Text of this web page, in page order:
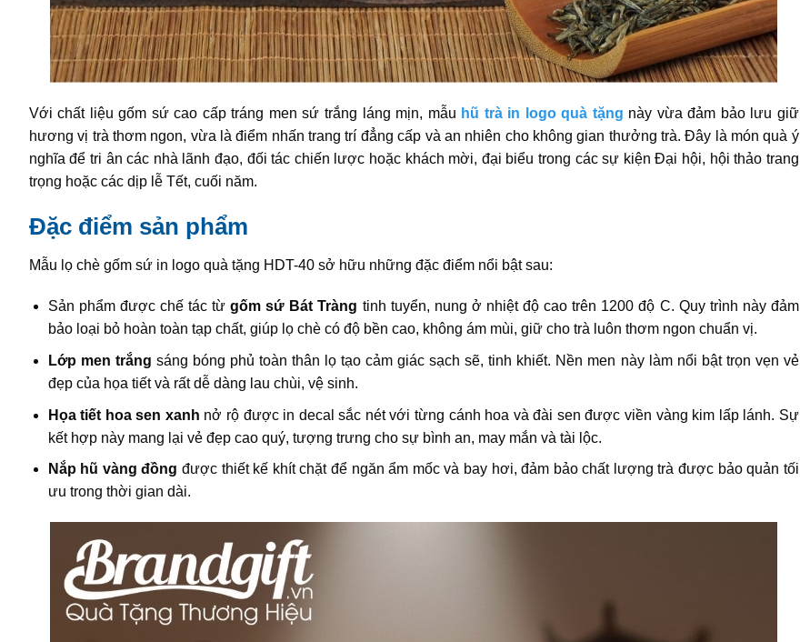
Với chất liệu gốm sứ cao cấp tráng men sứ trắng láng mịn, mẫu hũ trà in logo quà tặng này vừa đảm bảo lưu giữ
hương vị trà thơm ngon, vừa là điểm nhấn trang trí đẳng cấp và an nhiên cho không gian thưởng trà. Đây là món quà ý
nghĩa để tri ân các nhà lãnh đạo, đối tác chiến lược hoặc khách mời, đại biểu trong các sự kiện Đại hội, hội thảo trang
trọng hoặc các dịp lễ Tết, cuối năm.
Đặc điểm sản phẩm
Mẫu lọ chè gốm sứ in logo quà tặng HDT-40 sở hữu những đặc điểm nổi bật sau:
Sản phẩm được chế tác từgốm sứ Bát Tràng tinh tuyển, nung ở nhiệt độ cao trên 1200 độ C. Quy trình này đảm
bảo loại bỏ hoàn toàn tạp chất, giúp lọ chè có độ bền cao, không ám mùi, giữ cho trà luôn thơm ngon chuẩn vị.
Lớp men trắng sáng bóng phủ toàn thân lọ tạo cảm giác sạch sẽ, tinh khiết. Nền men này làm nổi bật trọn vẹn vẻ
đẹp của họa tiết và rất dễ dàng lau chùi, vệ sinh.
Họa tiết hoa sen xanh nở rộ được in decal sắc nét với từng cánh hoa và đài sen được viền vàng kim lấp lánh. Sự
kết hợp này mang lại vẻ đẹp cao quý, tượng trưng cho sự bình an, may mắn và tài lộc.
Nắp hũ vàng đồng được thiết kế khít chặt để ngăn ẩm mốc và bay hơi, đảm bảo chất lượng trà được bảo quản tối
ưu trong thời gian dài.